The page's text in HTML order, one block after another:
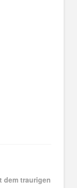
dem traurigen